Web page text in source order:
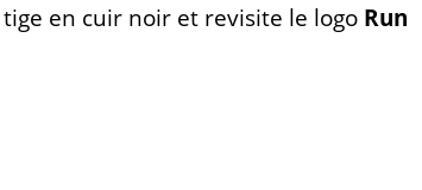
tige en cuir noir et revisite le logo Run